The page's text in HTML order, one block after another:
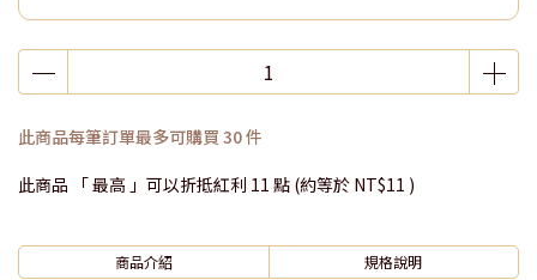
此商品每筆訂單最多可購買 30 件
此商品 「 最高 」可以折抵紅利 11 點 (約等於 NT$11 )
商品介紹 規格說明